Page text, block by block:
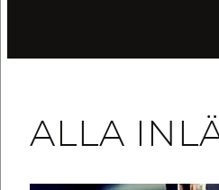
ALLA